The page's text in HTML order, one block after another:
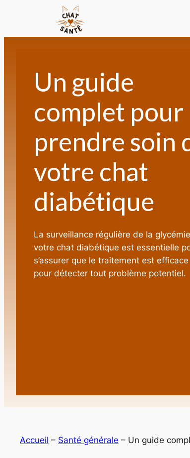
Un guide
complet pour
prendre soin
votre chat
diabétique
La surveillance régulière de la
votre chat diabétique est essentielle
s’assurer que le traitement est
pour détecter tout problème potentiel.
Accueil – Santé générale – Un guide